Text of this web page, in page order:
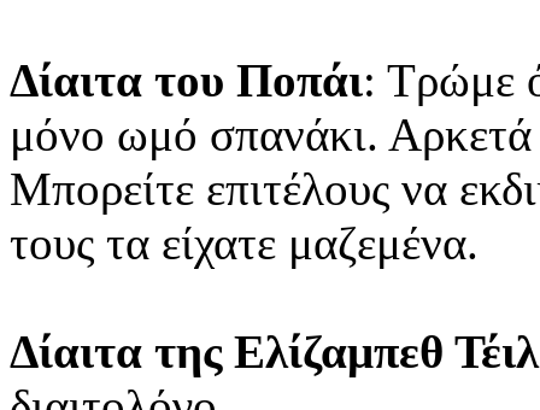
Δίαιτα του Ποπάι: Τρώμε
μόνο ωμό σπανάκι.
Μπορείτε επιτέλους να
τους τα είχατε μαζεμένα.
Δίαιτα της Ελίζαμπεθ